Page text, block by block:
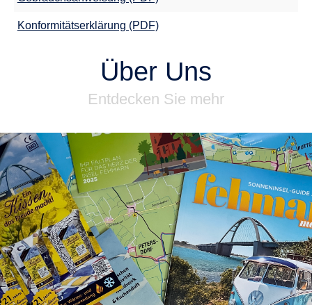
Konformitätserklärung (PDF)
Über Uns
Entdecken Sie mehr